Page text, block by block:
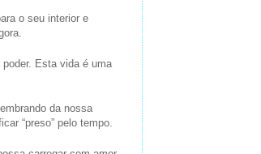
o seu interior e
Esta vida é uma
da nossa
“preso” pelo tempo.